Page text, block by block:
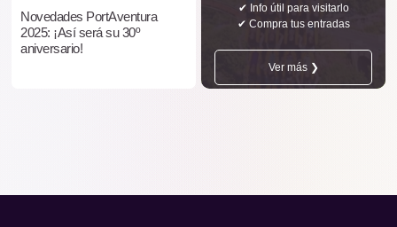
Novedades PortAventura
2025: ¡Así será su 30º
aniversario!
✔ Info útil para visitarlo
✔ Compra tus entradas
Ver más ❯